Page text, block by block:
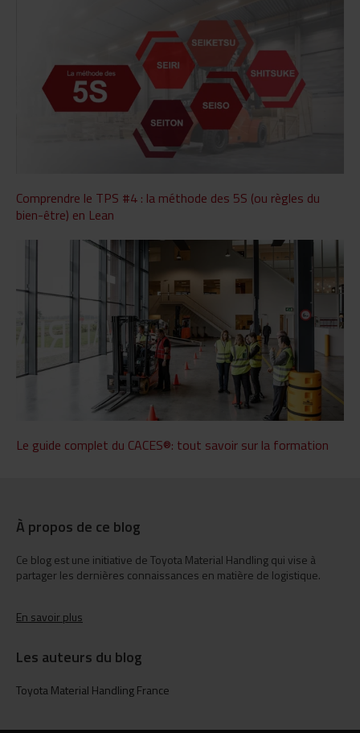
Comprendre le TPS #4 : la méthode des 5S (ou règles du
bien-être) en Lean
Le guide complet du CACES®: tout savoir sur la formation
À propos de ce blog
Ce blog est une initiative de Toyota Material Handling qui vise à
partager les dernières connaissances en matière de logistique.
En savoir plus
Les auteurs du blog
Toyota Material Handling France